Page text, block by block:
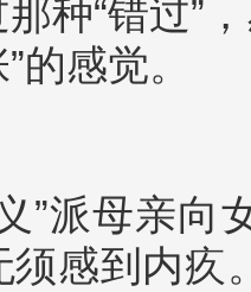
种“错过”
的感觉。
”派母亲向
须感到内疚